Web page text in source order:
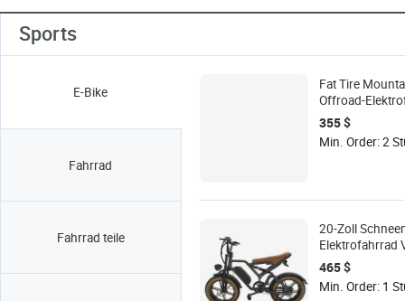
Sports
E-Bike
Fahrrad
Fahrrad teile
Fat Tire
Offroad-
355 $
Min. Order: 2
20-Zoll
Elektrofahrrad
Snowbike
465 $
Min. Order: 1